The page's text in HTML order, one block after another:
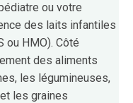
ou votre
des laits infantiles
ou HMO). Côté
des aliments
les légumineuses,
les graines